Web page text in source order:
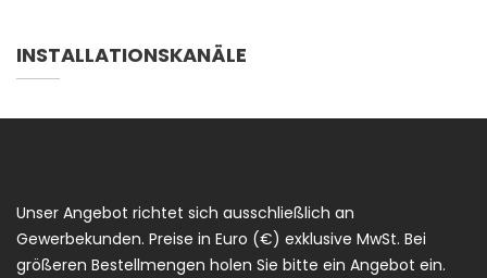
INSTALLATIONSKANÄLE
Unser Angebot richtet sich ausschließlich an
Gewerbekunden. Preise in Euro (€) exklusive MwSt. Bei
größeren Bestellmengen holen Sie bitte ein Angebot ein.